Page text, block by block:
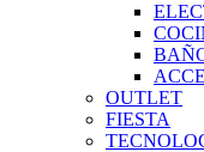
OUTLET
FIESTA